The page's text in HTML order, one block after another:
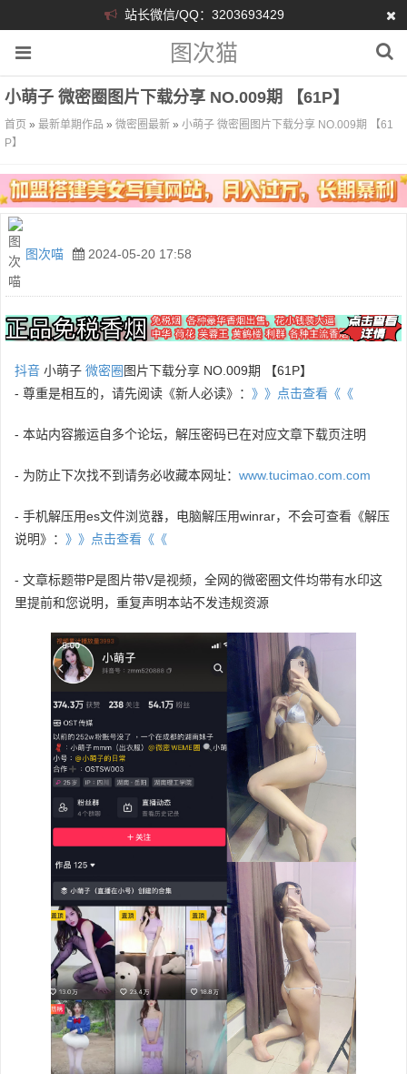
站长微信/QQ：3203693429
图次猫
小萌子 微密圈图片下载分享 NO.009期 【61P】
首页 » 最新单期作品 » 微密圈最新 » 小萌子 微密圈图片下载分享 NO.009期 【61
P】
图次喵 2024-05-20 17:58
抖音 小萌子 微密圈 图片下载分享 NO.009期 【61P】
- 尊重是相互的，请先阅读《新人必读》： 》》点击查看《《
- 本站内容搬运自多个论坛，解压密码已在对应文章下载页注明
- 为防止下次找不到请务必收藏本网址： www.tucimao.com.com
- 手机解压用es文件浏览器，电脑解压用winrar，不会可查看《解压
说明》： 》》点击查看《《
- 文章标题带P是图片带V是视频，全网的微密圈文件均带有水印这
里提前和您说明，重复声明本站不发违规资源